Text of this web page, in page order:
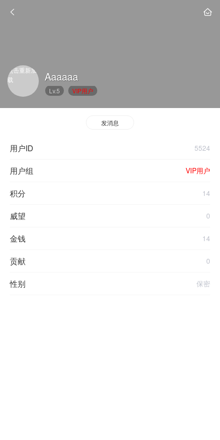
点击重新加
载
Aaaaaa
Lv.5 VIP用户
发消息
用户ID 5524
用户组 VIP用户
积分 14
威望 0
金钱 14
贡献 0
性别 保密